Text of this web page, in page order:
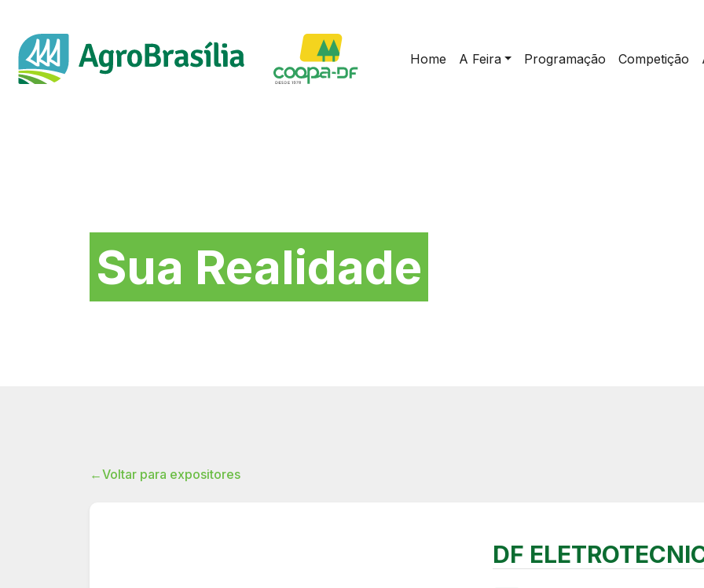
Home A Feira Programação Competição
Sua Realidade
←Voltar para expositores
DF